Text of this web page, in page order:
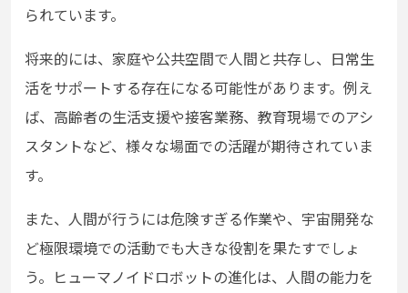
られています。
将来的には、家庭や公共空間で人間と共存し、日常生
活をサポートする存在になる可能性があります。例え
ば、高齢者の生活支援や接客業務、教育現場でのアシ
スタントなど、様々な場面での活躍が期待されていま
す。
また、人間が行うには危険すぎる作業や、宇宙開発な
ど極限環境での活動でも大きな役割を果たすでしょ
う。ヒューマノイドロボットの進化は、人間の能力を